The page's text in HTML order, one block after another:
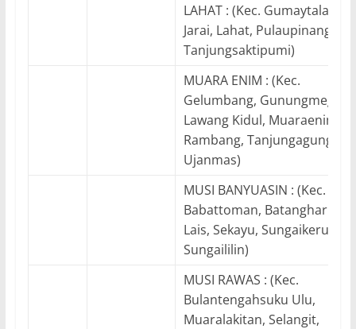
LAHAT : (Kec. Gumaytalang,
Jarai, Lahat, Pulaupinang,
Tanjungsaktipumi)
MUARA ENIM : (Kec.
Gelumbang,
Lawang Kidul, Muaraenim,
Rambang, Tanjungagung,
Ujanmas)
MUSI BANYUASIN : (Kec.
Babattoman, Batanghari
Lais, Sekayu, Sungaikeruh,
Sungaililin)
MUSI RAWAS : (Kec.
Bulantengahsuku Ulu,
Muaralakitan, Selangit,